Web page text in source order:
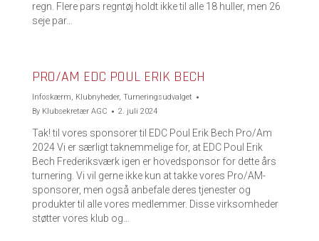
regn. Flere pars regntøj holdt ikke til alle 18 huller, men 26
seje par…
PRO/AM EDC POUL ERIK BECH
Infoskærm, Klubnyheder, Turneringsudvalget
By Klubsekretær AGC 2. juli 2024
Tak! til vores sponsorer til EDC Poul Erik Bech Pro/Am
2024 Vi er særligt taknemmelige for, at EDC Poul Erik
Bech Frederiksværk igen er hovedsponsor for dette års
turnering. Vi vil gerne ikke kun at takke vores Pro/AM-
sponsorer, men også anbefale deres tjenester og
produkter til alle vores medlemmer. Disse virksomheder
støtter vores klub og…